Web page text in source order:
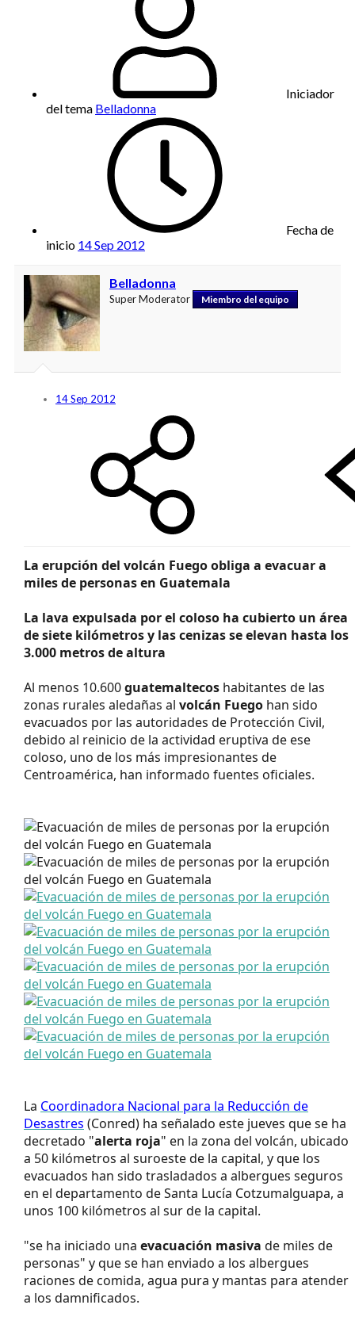
Iniciador
del tema Belladonna
Fecha de
inicio 14 Sep 2012
Belladonna
Super Moderator Miembro del equipo
14 Sep 2012
La erupción del volcán Fuego obliga a evacuar a
miles de personas en Guatemala
La lava expulsada por el coloso ha cubierto un área
de siete kilómetros y las cenizas se elevan hasta los
3.000 metros de altura
Al menos 10.600guatemaltecos habitantes de las
zonas rurales aledañas al volcán Fuego han sido
evacuados por las autoridades de Protección Civil,
debido al reinicio de la actividad eruptiva de ese
coloso, uno de los más impresionantes de
Centroamérica, han informado fuentes oficiales.
La Coordinadora Nacional para la Reducción de
Desastres (Conred) ha señalado este jueves que se ha
decretado "alerta roja" en la zona del volcán, ubicado
a 50 kilómetros al suroeste de la capital, y que los
evacuados han sido trasladados a albergues seguros
en el departamento de Santa Lucía Cotzumalguapa, a
unos 100 kilómetros al sur de la capital.
"se ha iniciado una evacuación masiva de miles de
personas" y que se han enviado a los albergues
raciones de comida, agua pura y mantas para atender
a los damnificados.